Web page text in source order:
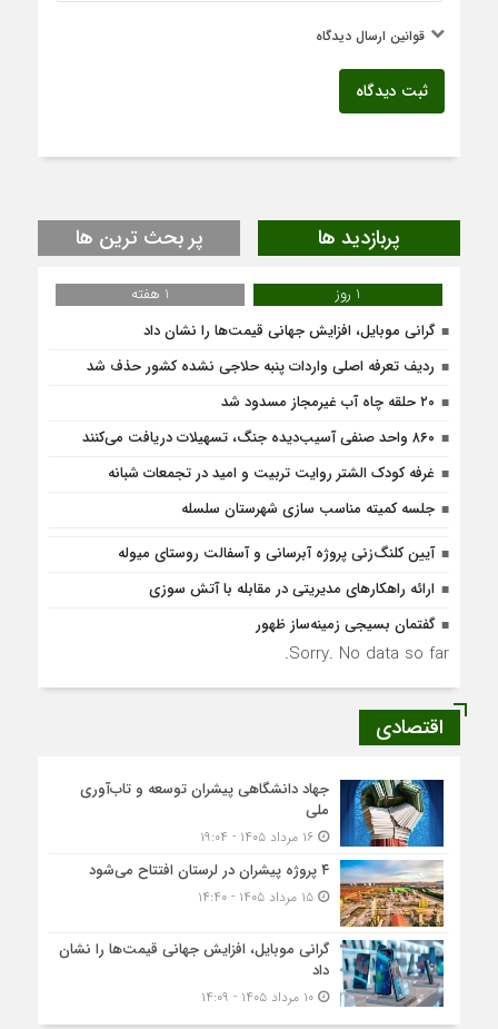
قوانین ارسال دیدگاه
ثبت دیدگاه
پربازدید ها پر بحث ترین ها
1 روز
1 هفته
گرانی موبایل، افزایش جهانی قیمت‌ها را نشان داد
ردیف تعرفه اصلی واردات پنبه حلاجی نشده کشور حذف شد
۲۰ حلقه چاه آب غیرمجاز مسدود شد
۸۶۰ واحد صنفی آسیب‌دیده جنگ، تسهیلات دریافت می‌کنند
غرفه کودک الشتر روایت تربیت و امید در تجمعات شبانه
جلسه کمیته مناسب سازی شهرستان سلسله
آیین کلنگ‌زنی پروژه آبرسانی و آسفالت روستای میوله
ارائه راهکارهای مدیریتی در مقابله با آتش سوزی
گفتمان بسیجی زمینه‌ساز ظهور
Sorry. No data so far.
اقتصادی
جهاد دانشگاهی پیشران توسعه و تاب‌آوری
ملی
۱۶ مرداد ۱۴۰۵ - ۱۹:۰۴
۴ پروژه پیشران در لرستان افتتاح می‌شود
۱۵ مرداد ۱۴۰۵ - ۱۴:۴۰
گرانی موبایل، افزایش جهانی قیمت‌ها را نشان
داد
۱۰ مرداد ۱۴۰۵ - ۱۴:۰۹